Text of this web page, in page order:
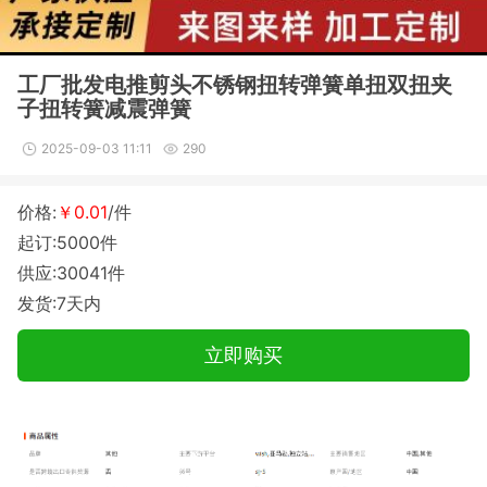
工厂批发电推剪头不锈钢扭转弹簧单扭双扭夹
子扭转簧减震弹簧
2025-09-03 11:11 290
价格: ￥0.01/件
起订:5000件
供应:30041件
发货:7天内
立即购买